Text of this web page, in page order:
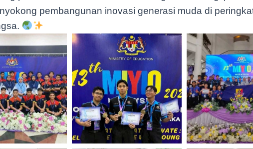
pembangunan inovasi generasi muda di